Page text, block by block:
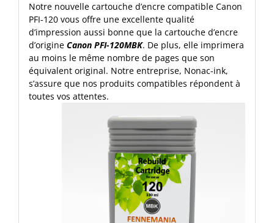
Notre nouvelle cartouche d’encre compatible Canon
PFI-120 vous offre une excellente qualité
d’impression aussi bonne que la cartouche d’encre
d’origine Canon PFI-120MBK. De plus, elle imprimera
au moins le même nombre de pages que son
équivalent original. Notre entreprise, Nonac-ink,
s’assure que nos produits compatibles répondent à
toutes vos attentes.